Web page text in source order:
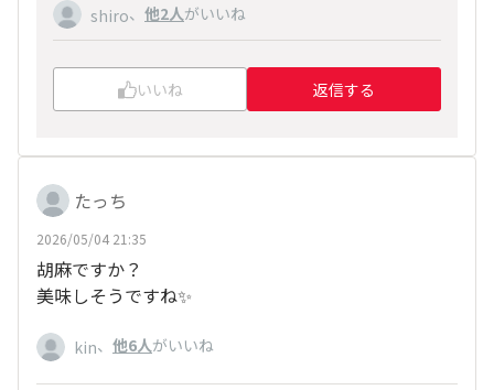
shiro、 他2人がいいね
いいね 返信する
たっち
2026/05/04 21:35
胡麻ですか？
美味しそうですね✨️
kin、 他6人がいいね